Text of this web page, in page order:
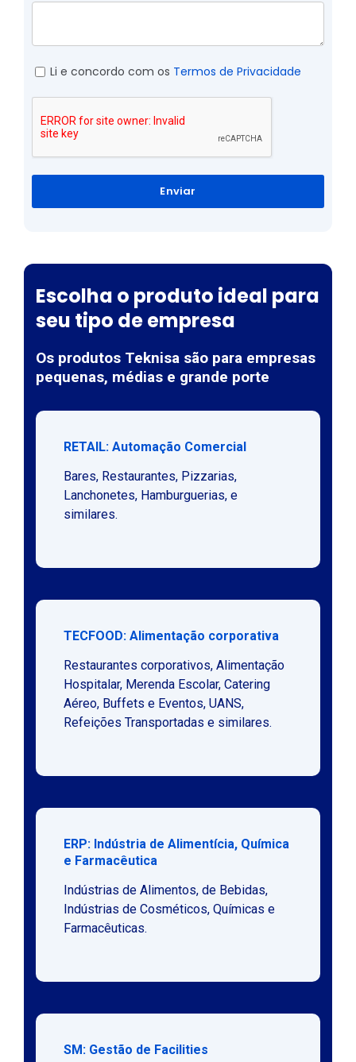
Li e concordo com os Termos de Privacidade
Enviar
Escolha o produto ideal para
seu tipo de empresa
Os produtos Teknisa são para empresas
pequenas, médias e grande porte
RETAIL: Automação Comercial
Bares, Restaurantes, Pizzarias,
Lanchonetes, Hamburguerias, e
similares.
TECFOOD: Alimentação corporativa
Restaurantes corporativos, Alimentação
Hospitalar, Merenda Escolar, Catering
Aéreo, Buffets e Eventos, UANS,
Refeições Transportadas e similares.
ERP: Indústria de Alimentícia, Química
e Farmacêutica
Indústrias de Alimentos, de Bebidas,
Indústrias de Cosméticos, Químicas e
Farmacêuticas.
SM: Gestão de Facilities